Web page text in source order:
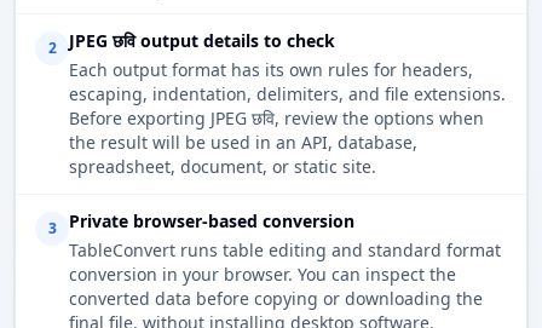
2
JPEG छवि output details to check
Each output format has its own rules for headers,
escaping, indentation, delimiters, and file extensions.
Before exporting JPEG छवि, review the options when
the result will be used in an API, database,
spreadsheet, document, or static site.
3
Private browser-based conversion
TableConvert runs table editing and standard format
conversion in your browser. You can inspect the
converted data before copying or downloading the
final file, without installing desktop software.